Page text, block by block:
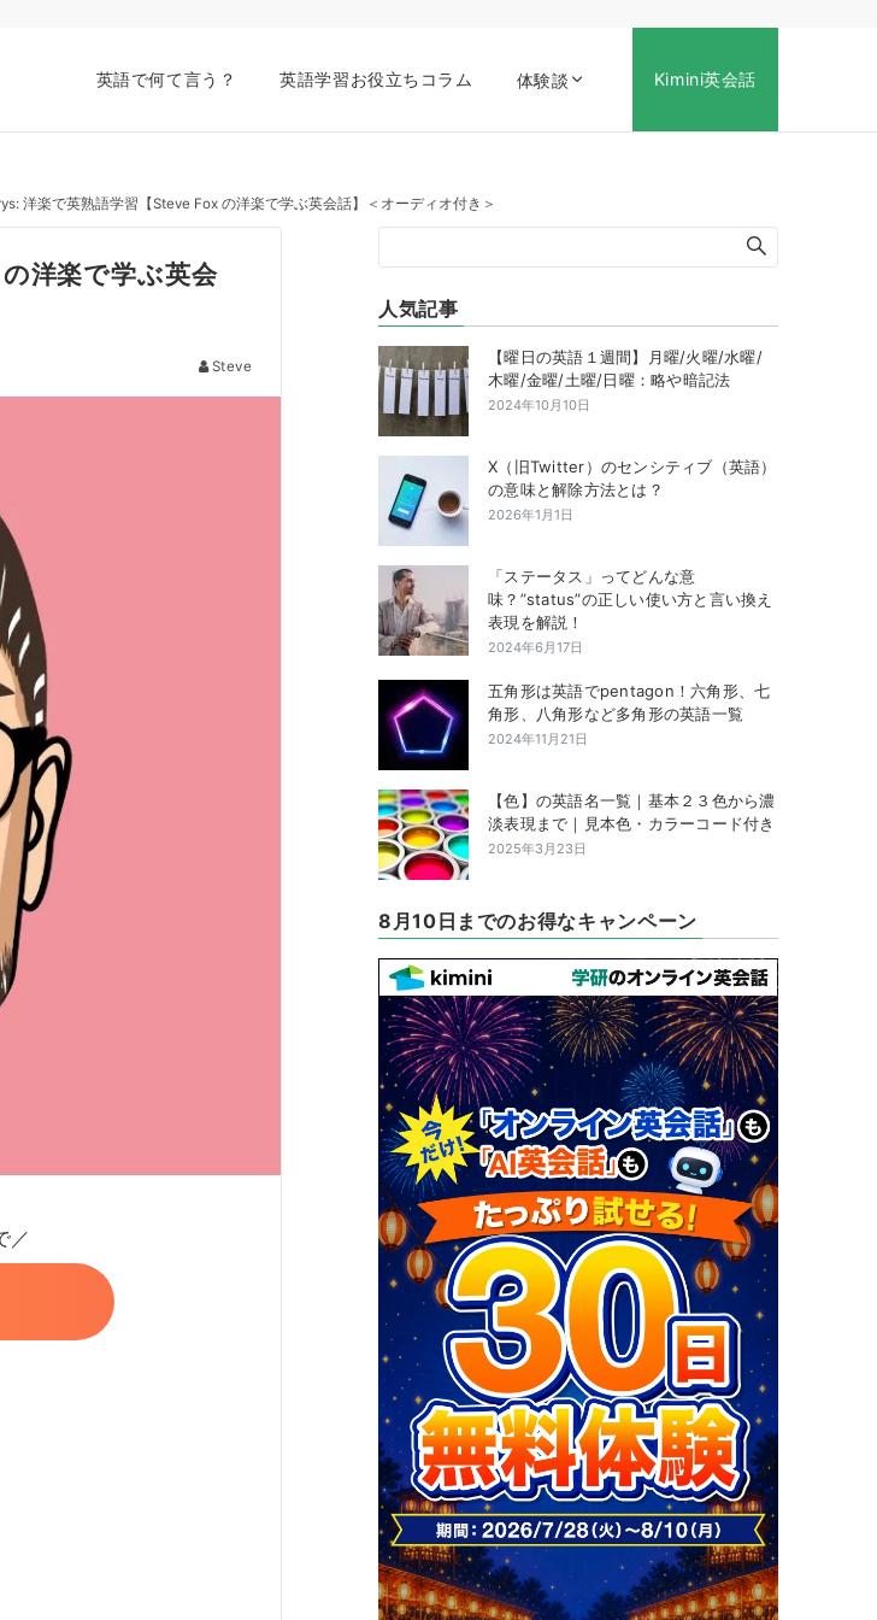
英語で何て言う？ 英語学習お役立ちコラム 体験談 Kimini英会話
洋楽で英熟語学習【Steve Fox の洋楽で学ぶ英会話】＜オーディオ付き＞
洋楽で学ぶ英会
Steve
／
人気記事
【曜日の英語１週間】月曜/火曜/水曜/
木曜/金曜/土曜/日曜：略や暗記法
2024年10月10日
X（旧Twitter）のセンシティブ（英語）
の意味と解除方法とは？
2026年1月1日
「ステータス」ってどんな意
味？”status”の正しい使い方と言い換え
表現を解説！
2024年6月17日
五角形は英語でpentagon！六角形、七
角形、八角形など多角形の英語一覧
2024年11月21日
【色】の英語名一覧｜基本２３色から濃
淡表現まで｜見本色・カラーコード付き
2025年3月23日
8月10日までのお得なキャンペーン